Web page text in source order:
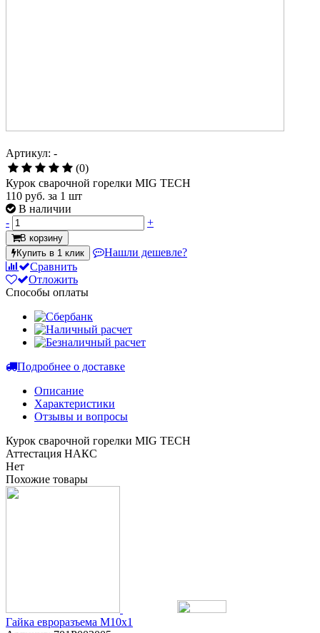
Артикул: -
(0)
Курок сварочной горелки MIG TECH
110 руб. за 1 шт
В наличии
-
+
В корзину
Купить в 1 клик
Нашли дешевле?
Сравнить
Отложить
Способы оплаты
Подробнее о доставке
Описание
Характеристики
Отзывы и вопросы
Курок сварочной горелки MIG TECH
Аттестация НАКС
Нет
Похожие товары
Гайка евроразъема М10х1